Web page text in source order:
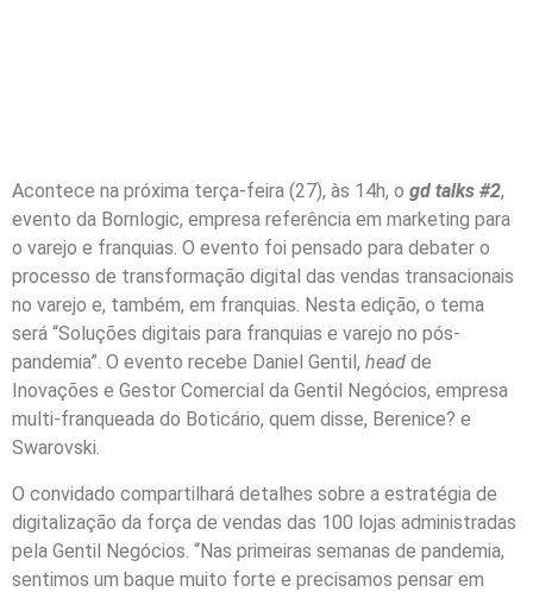
Acontece na próxima terça-feira (27), às 14h, o gd talks #2,
evento da Bornlogic, empresa referência em marketing para
o varejo e franquias. O evento foi pensado para debater o
processo de transformação digital das vendas transacionais
no varejo e, também, em franquias. Nesta edição, o tema
será “Soluções digitais para franquias e varejo no pós-
pandemia”. O evento recebe Daniel Gentil, head de
Inovações e Gestor Comercial da Gentil Negócios, empresa
multi-franqueada do Boticário, quem disse, Berenice? e
Swarovski.
O convidado compartilhará detalhes sobre a estratégia de
digitalização da força de vendas das 100 lojas administradas
pela Gentil Negócios. “Nas primeiras semanas de pandemia,
sentimos um baque muito forte e precisamos pensar em